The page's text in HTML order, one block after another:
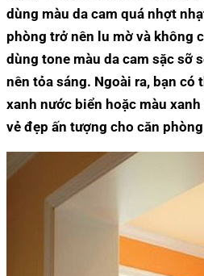
dùng màu da cam quá nhợt
phòng trở nên lu mờ và không
dùng tone màu da cam sặc sỡ
nên tỏa sáng. Ngoài ra, bạn có
xanh nước biển hoặc màu
vẻ đẹp ấn tượng cho căn